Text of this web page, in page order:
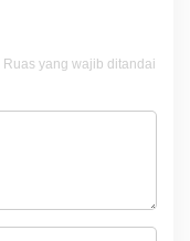
Ruas yang wajib ditandai